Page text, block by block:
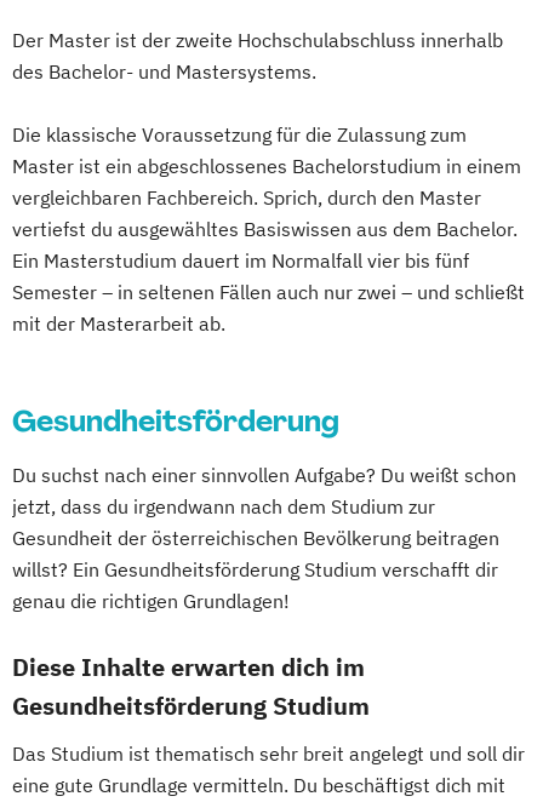
Medienkommunikation und
Medizinische Ernährungswissenschaft und
Ernährungstherapie
Mobility and Automotive Industry (EN)
Musikproduktion (DE/EN) Musiktherapie
Photography (EN)
Produktdesign - Automobildesign (EN/DE)
Projektmanagement Bau Psychologie
Psychologie – Schwerpunkt:
Wirtschaftspsychologie
Psychosoziale Beratung und
Gesundheitsförderung
Social Design & Sustainable Innovation
(EN)
Soziale Arbeit
Radiologietechnologie
Soziale Arbeit
Soziale Arbeit: Entwickeln und Gestalten
Sustainable Real Estate Management
Systems Design (EN)
Systems Engineering (DE/EN)
Wirtschaft - Business Management
Wirtschaft - Digital Business Management
Wirtschaft - Digital Marketing & Sales (EN)
Wirtschaft - Digital Tax & Accounting
Wirtschaft - Intercultural Management (EN)
Wirtschaft - Public Management
Wirtschaft - Wirtschaftspsychologie
Wirtschaftsingenieurwesen
Nachhaltige Energiesysteme
Physiotherapie
Radiologietechnologie
Software Engineering und vernetzte
Systeme
Soziale Arbeit Wirtschaftsinformatik
Bau- und Bauvertragsrecht
Bauablaufplanung und Kostenermittlung in
Baubetrieb und Baurecht
Bauphysik und Gebäudesimulation
Bauprozessmanagement
Baustellenmanagement
Bedürfnisgerechte Begleitung von
Menschen mit Demenz
Bilingual Teaching and Learning
Brandschutz Building Innovation
Business Controlling & Financial
Business Improvisation und Kreativität
Chiropraktik
Chorleiten - in Theorie und Praxis
Circular and Return Migration Management
Der Master ist der zweite Hochschulabschluss innerhalb
des Bachelor- und Mastersystems.
Die klassische Voraussetzung für die Zulassung zum
Master ist ein abgeschlossenes Bachelorstudium in einem
vergleichbaren Fachbereich. Sprich, durch den Master
vertiefst du ausgewähltes Basiswissen aus dem Bachelor.
Ein Masterstudium dauert im Normalfall vier bis fünf
Semester – in seltenen Fällen auch nur zwei – und schließt
mit der Masterarbeit ab.
Gesundheitsförderung
Du suchst nach einer sinnvollen Aufgabe? Du weißt schon
jetzt, dass du irgendwann nach dem Studium zur
Gesundheit der österreichischen Bevölkerung beitragen
willst? Ein Gesundheitsförderung Studium verschafft dir
genau die richtigen Grundlagen!
Diese Inhalte erwarten dich im
Gesundheitsförderung Studium
Das Studium ist thematisch sehr breit angelegt und soll dir
eine gute Grundlage vermitteln. Du beschäftigst dich mit